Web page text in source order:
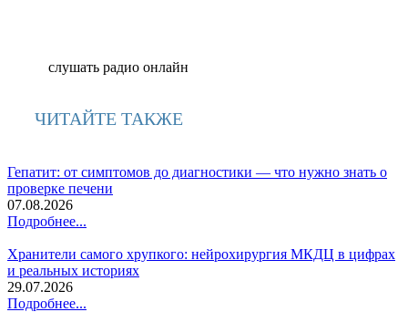
слушать радио онлайн
ЧИТАЙТЕ ТАКЖЕ
Гепатит: от симптомов до диагностики — что нужно знать о
проверке печени
07.08.2026
Подробнее...
Хранители самого хрупкого: нейрохирургия МКДЦ в цифрах
и реальных историях
29.07.2026
Подробнее...